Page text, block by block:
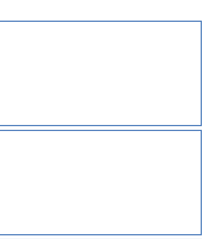
تقرير